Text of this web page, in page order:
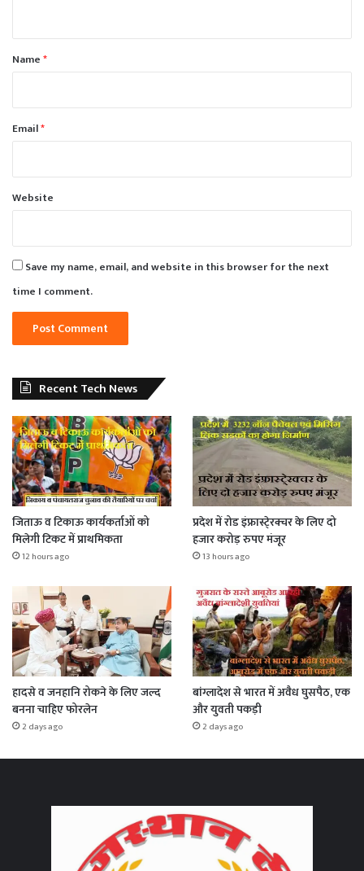
*Name*
Email*
Website
Save my name, email, and website in this browser for the next
time I comment.
Recent Tech News
जिताऊ व टिकाऊ कार्यकर्ताओं को
मिलेगी टिकट में प्राथमिकता
12 hours ago
प्रदेश में रोड इंफ्रास्टे्रक्चर के लिए दो
हजार करोड़ रुपए मंजूर
13 hours ago
हादसे व जनहानि रोकने के लिए जल्द
बनना चाहिए फोरलेन
2 days ago
बांग्लादेश से भारत में अवैध घुसपैठ, एक
और युवती पकड़ी
2 days ago